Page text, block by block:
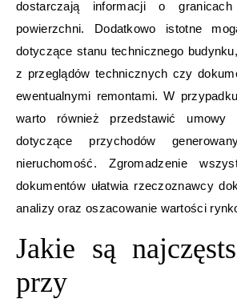
dostarczają informacji o
powierzchni. Dodatkowo istotne
dotyczące stanu technicznego
z przeglądów technicznych czy
ewentualnymi remontami. W
warto również przedstawić
dotyczące przychodów
nieruchomość. Zgromadzenie
dokumentów ułatwia rzeczoznawcy
analizy oraz oszacowanie wartości
Jakie są
przy